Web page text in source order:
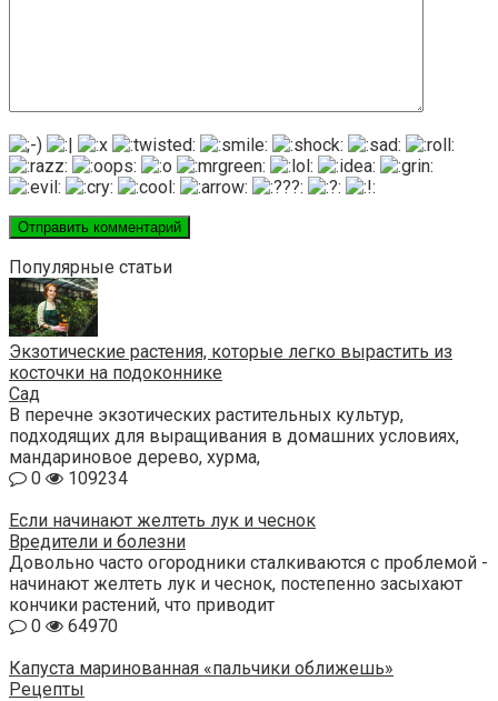
Популярные статьи
Экзотические растения, которые легко вырастить из
косточки на подоконнике
Сад
В перечне экзотических растительных культур,
подходящих для выращивания в домашних условиях,
мандариновое дерево, хурма,
0
109234
Если начинают желтеть лук и чеснок
Вредители и болезни
Довольно часто огородники сталкиваются с проблемой -
начинают желтеть лук и чеснок, постепенно засыхают
кончики растений, что приводит
0
64970
Капуста маринованная «пальчики оближешь»
Рецепты